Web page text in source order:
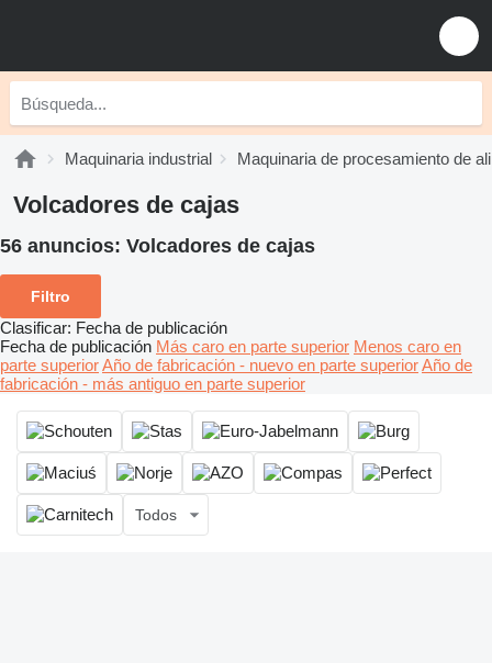
Maquinaria industrial Maquinaria de procesamiento de
Volcadores de cajas
56 anuncios: Volcadores de cajas
Filtro
Clasificar: Fecha de publicación
Fecha de publicación Más caro en parte superior Menos caro en
parte superiorAño de fabricación - nuevo en parte superiorAño de
fabricación - más antiguo en parte superior
Todos